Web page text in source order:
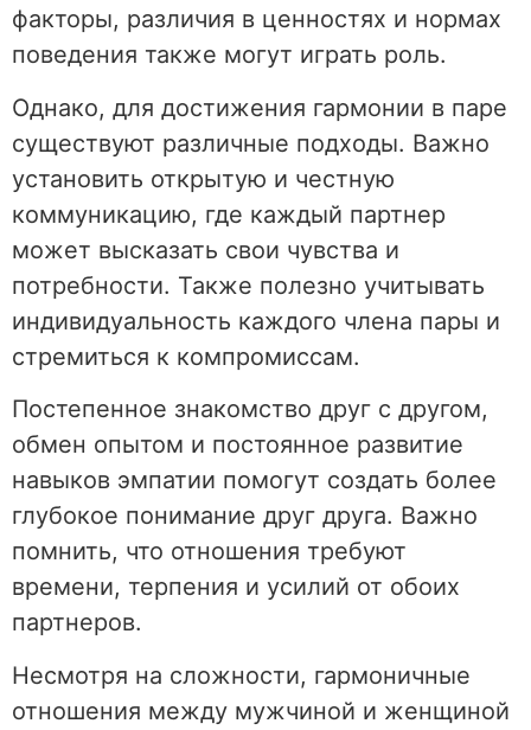
факторы, различия в ценностях и нормах
поведения также могут играть роль.
Однако, для достижения гармонии в паре
существуют различные подходы. Важно
установить открытую и честную
коммуникацию, где каждый партнер
может высказать свои чувства и
потребности. Также полезно учитывать
индивидуальность каждого члена пары и
стремиться к компромиссам.
Постепенное знакомство друг с другом,
обмен опытом и постоянное развитие
навыков эмпатии помогут создать более
глубокое понимание друг друга. Важно
помнить, что отношения требуют
времени, терпения и усилий от обоих
партнеров.
Несмотря на сложности, гармоничные
отношения между мужчиной и женщиной